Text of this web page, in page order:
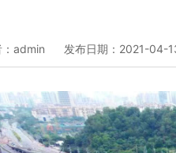
：admin 发布日期：2021-04-